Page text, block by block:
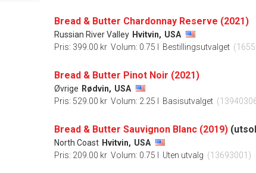
Bread & Butter Chardonnay Reserve (2021)
Russian River Valley Hvitvin, USA
Pris: 399.00 kr Volum: 0.75 l Bestillingsutvalget
Bread & Butter Pinot Noir (2021)
Øvrige Rødvin, USA
Pris: 529.00 kr Volum: 2.25 l Basisutvalget
Bread & Butter Sauvignon Blanc (2019)
North Coast Hvitvin, USA
Pris: 209.00 kr Volum: 0.75 l Uten utvalg (13693001)